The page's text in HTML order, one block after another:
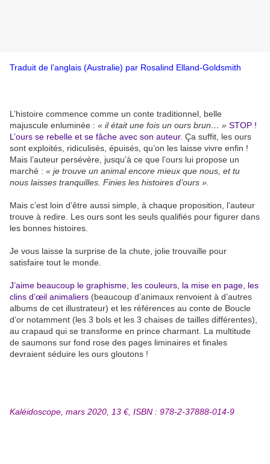
Traduit de l’anglais (Australie) par Rosalind Elland-Goldsmith
L’histoire commence comme un conte traditionnel, belle
majuscule enluminée : « il était une fois un ours brun… » STOP !
L’ours se rebelle et se fâche avec son auteur. Ça suffit, les ours
sont exploités, ridiculisés, épuisés, qu’on les laisse vivre enfin !
Mais l’auteur persévère, jusqu’à ce que l’ours lui propose un
marché : « je trouve un animal encore mieux que nous, et tu
nous laisses tranquilles. Finies les histoires d’ours ».
Mais c’est loin d’être aussi simple, à chaque proposition, l’auteur
trouve à redire. Les ours sont les seuls qualifiés pour figurer dans
les bonnes histoires.
Je vous laisse la surprise de la chute, jolie trouvaille pour
satisfaire tout le monde.
J’aime beaucoup le graphisme, les couleurs, la mise en page, les
clins d’œil animaliers (beaucoup d’animaux renvoient à d’autres
albums de cet illustrateur) et les références au conte de Boucle
d’or notamment (les 3 bols et les 3 chaises de tailles différentes),
au crapaud qui se transforme en prince charmant. La multitude
de saumons sur fond rose des pages liminaires et finales
devraient séduire les ours gloutons !
Kaléidoscope, mars 2020, 13 €, ISBN : 978-2-37888-014-9